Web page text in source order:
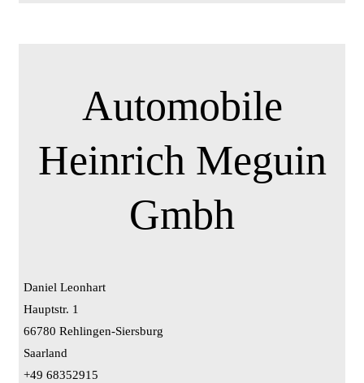
Automobile
Heinrich Meguin
Gmbh
Daniel Leonhart
Hauptstr. 1
66780 Rehlingen-Siersburg
Saarland
+49 68352915